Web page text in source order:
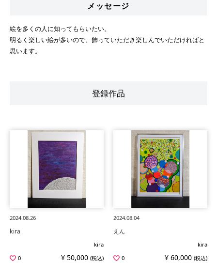
メッセージ
絵を多くの人に知ってもらいたい。
明るく楽しい絵が多いので、飾っていただき楽しんでいただければと
思います。
登録作品
2024.08.26
kira
kira
0
¥ 50,000 (税込)
2024.08.04
えん
kira
0
¥ 60,000 (税込)